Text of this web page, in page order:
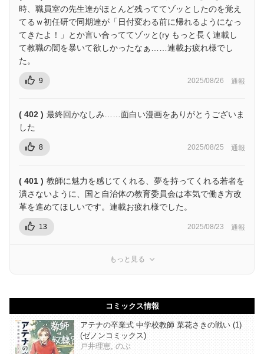
時、職員室の先生達がほとんど残っててゾッとしたのを覚え
てるｗ初任研で同期達が「日付変わる前に帰れるようになっ
てきたよ！」とか言い合っててゾッと(ry もっと長く連載し
て教職の闇を暴いて欲しかったなぁ……連載お疲れ様でし
た。
9 2025/08/26 通報
( 402 ) 最終回かなしみ……面白い漫画をありがとうございま
した
8 2025/08/25 通報
( 401 ) 教師に魅力を感じてくれる、夢を持ってくれる若者を
潰さないように、国と自治体の教育委員会は本気で働き方改
革を進めてほしいです。連載お疲れ様でした。
13 2025/08/23 通報
もっと見る
コミックス情報
アテナの卒業式 中学校教師 菜花さきの戦い (1)
(ゼノンコミックス)
戸井理恵, のぶ